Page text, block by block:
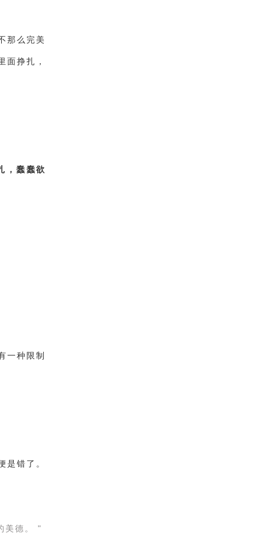
那么完美
面挣扎，
，蠢蠢欲
一种限制
是错了。
美德。 "